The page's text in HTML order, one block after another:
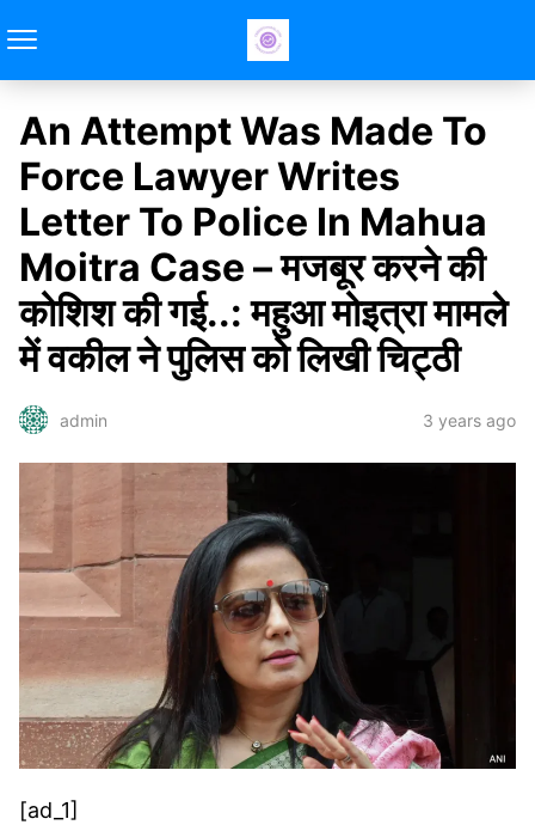
An Attempt Was Made To
Force Lawyer Writes
Letter To Police In Mahua
Moitra Case – मजबूर करने की
कोशिश की गई..: महुआ मोइत्रा मामले
में वकील ने पुलिस को लिखी चिट्ठी
admin 3 years ago
[ad_1]